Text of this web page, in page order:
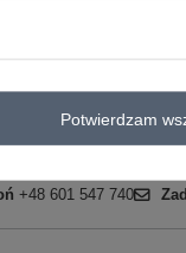
+48 601 547 740
Potwierdzam